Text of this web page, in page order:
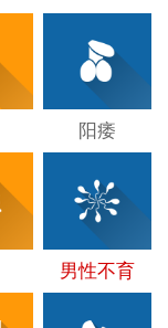
阳痿
男性不育